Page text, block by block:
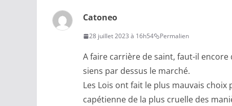
Catoneo
28 juillet 2023 à 16h54 Permalien
A faire carrière de saint, faut-il encore
siens par dessus le marché.
Les Lois ont fait le plus mauvais
capétienne de la plus cruelle des